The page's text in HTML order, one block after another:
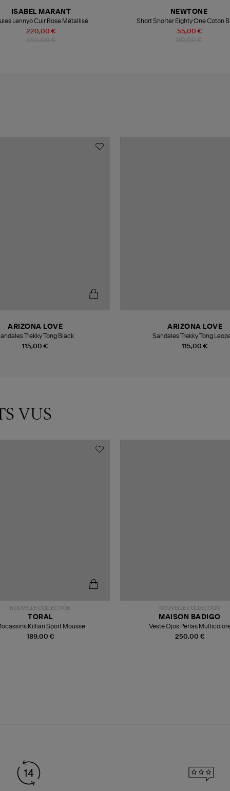
220,00 €
ISABEL MARANT
Lennyo Cuir Rose Métallisé
55,00 €
NEWTONE
Short Shorter Eighty One Coton
115,00 €
ARIZONA LOVE
Trekky Tong Black
115,00 €
ARIZONA LOVE
Sandales Trekky Tong
VUS
NOUVELLE COLLECTION
189,00 €
TORAL
Killian Sport Mousse
NOUVELLE COLLECTION
250,00 €
MAISON BADIGO
Veste Ojos Perlas